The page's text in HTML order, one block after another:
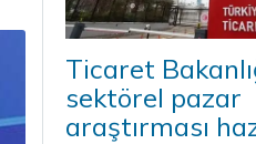
Ticaret
sektörel pazar
araştırması